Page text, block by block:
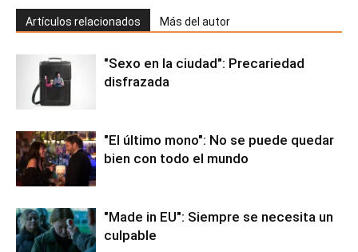
Artículos relacionados Más del autor
"Sexo en la ciudad": Precariedad
disfrazada
"El último mono": No se puede quedar
bien con todo el mundo
"Made in EU": Siempre se necesita un
culpable